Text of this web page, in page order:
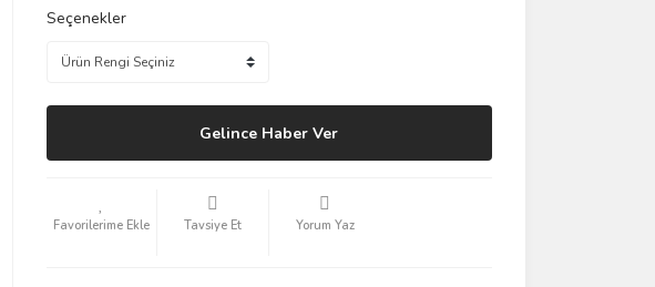
Seçenekler
Gelince Haber Ver
Tavsiye Et Yorum Yaz